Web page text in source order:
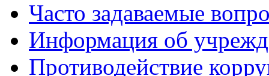
Часто задаваемые
Информация об
Противодействие